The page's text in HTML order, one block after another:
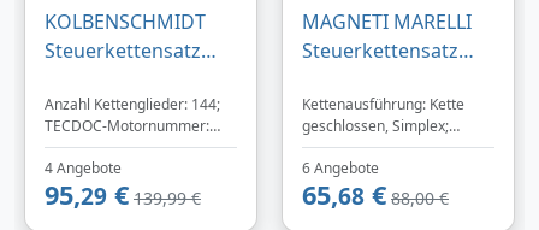
inklusive Mehrwertsteuer
Versandkostenfrei
Bezahlarten
KOLBENSCHMIDT
Steuerkettensatz
BMW 11318618317
11317631972
7516093
Anzahl Kettenglieder: 144;
TECDOC-Motornummer:
18945, 20584, 18168,
27479, 34117, 20844, 27476
4 Angebote
95,29 € 139,99 €
MAGNETI MARELLI
Steuerkettensatz
Ölpumpenkette für
BMW 11317797901
11318586699
11317797899
Kettenausführung: Kette
geschlossen, Simplex;
Ergänzungsartikel /
Ergänzende Info: ohne
Ölpumpenkette;
Ergänzungsartikel /
6 Angebote
65,68 € 88,00 €